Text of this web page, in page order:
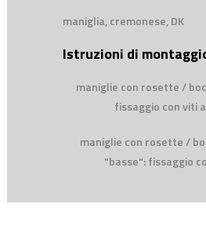
maniglia, cremonese, DK
Istruzioni di
maniglie con rosette /
fissaggio con viti
maniglie con rosette /
"basse": fissaggio